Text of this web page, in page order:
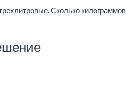
Сколько